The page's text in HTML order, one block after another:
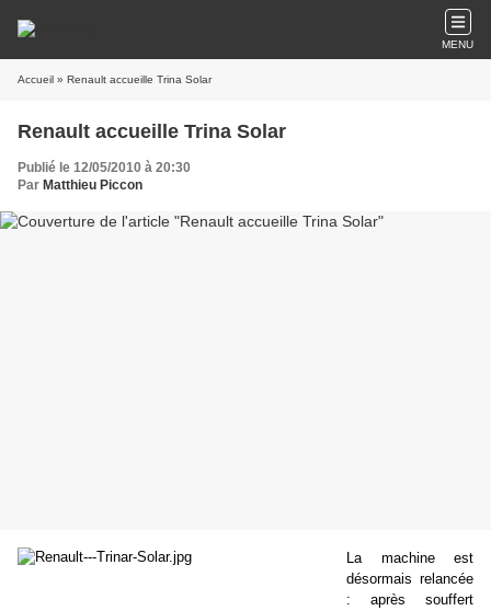
MENU
Accueil » Renault accueille Trina Solar
Renault accueille Trina Solar
Publié le 12/05/2010 à 20:30
Par Matthieu Piccon
La machine est
désormais relancée
: après souffert